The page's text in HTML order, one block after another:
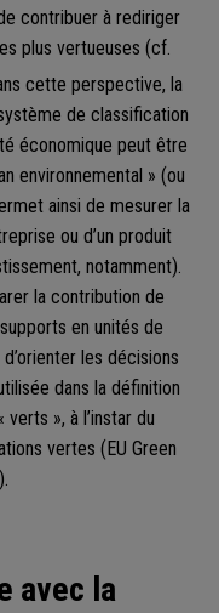
contribuer à rediriger
plus vertueuses (cf.
cette perspective, la
de classification
économique peut être
environnemental » (ou
ainsi de mesurer la
ou d’un produit
notamment).
la contribution de
en unités de
les décisions
dans la définition
», à l’instar du
vertes (EU Green
avec la